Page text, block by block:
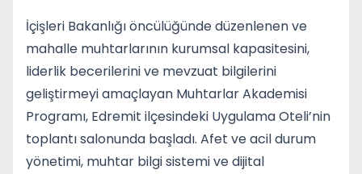
İçişleri Bakanlığı öncülüğünde düzenlenen ve
mahalle muhtarlarının kurumsal kapasitesini,
liderlik becerilerini ve mevzuat bilgilerini
geliştirmeyi amaçlayan Muhtarlar Akademisi
Programı, Edremit ilçesindeki Uygulama Oteli’nin
toplantı salonunda başladı. Afet ve acil durum
yönetimi, muhtar bilgi sistemi ve dijital